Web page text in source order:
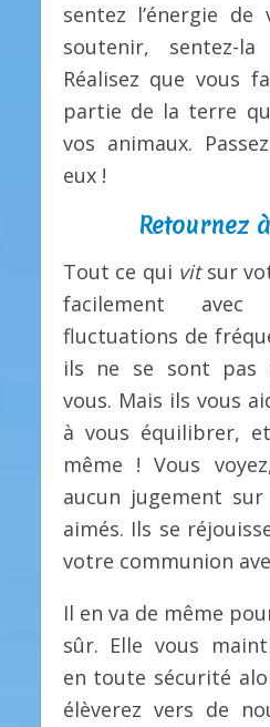
sentez l’énergie
soutenir, sentez-
Réalisez que vous
partie de la terre
vos animaux.
eux !
Retournez
Tout ce qui vitsur
facilement avec
fluctuations de
ils ne se sont pas
vous. Mais ils vous
à vous équilibrer,
même ! Vous
aucun jugement
aimés. Ils se
votre communion
Il en va de même
sûr. Elle vous
en toute sécurité
élèverez vers de